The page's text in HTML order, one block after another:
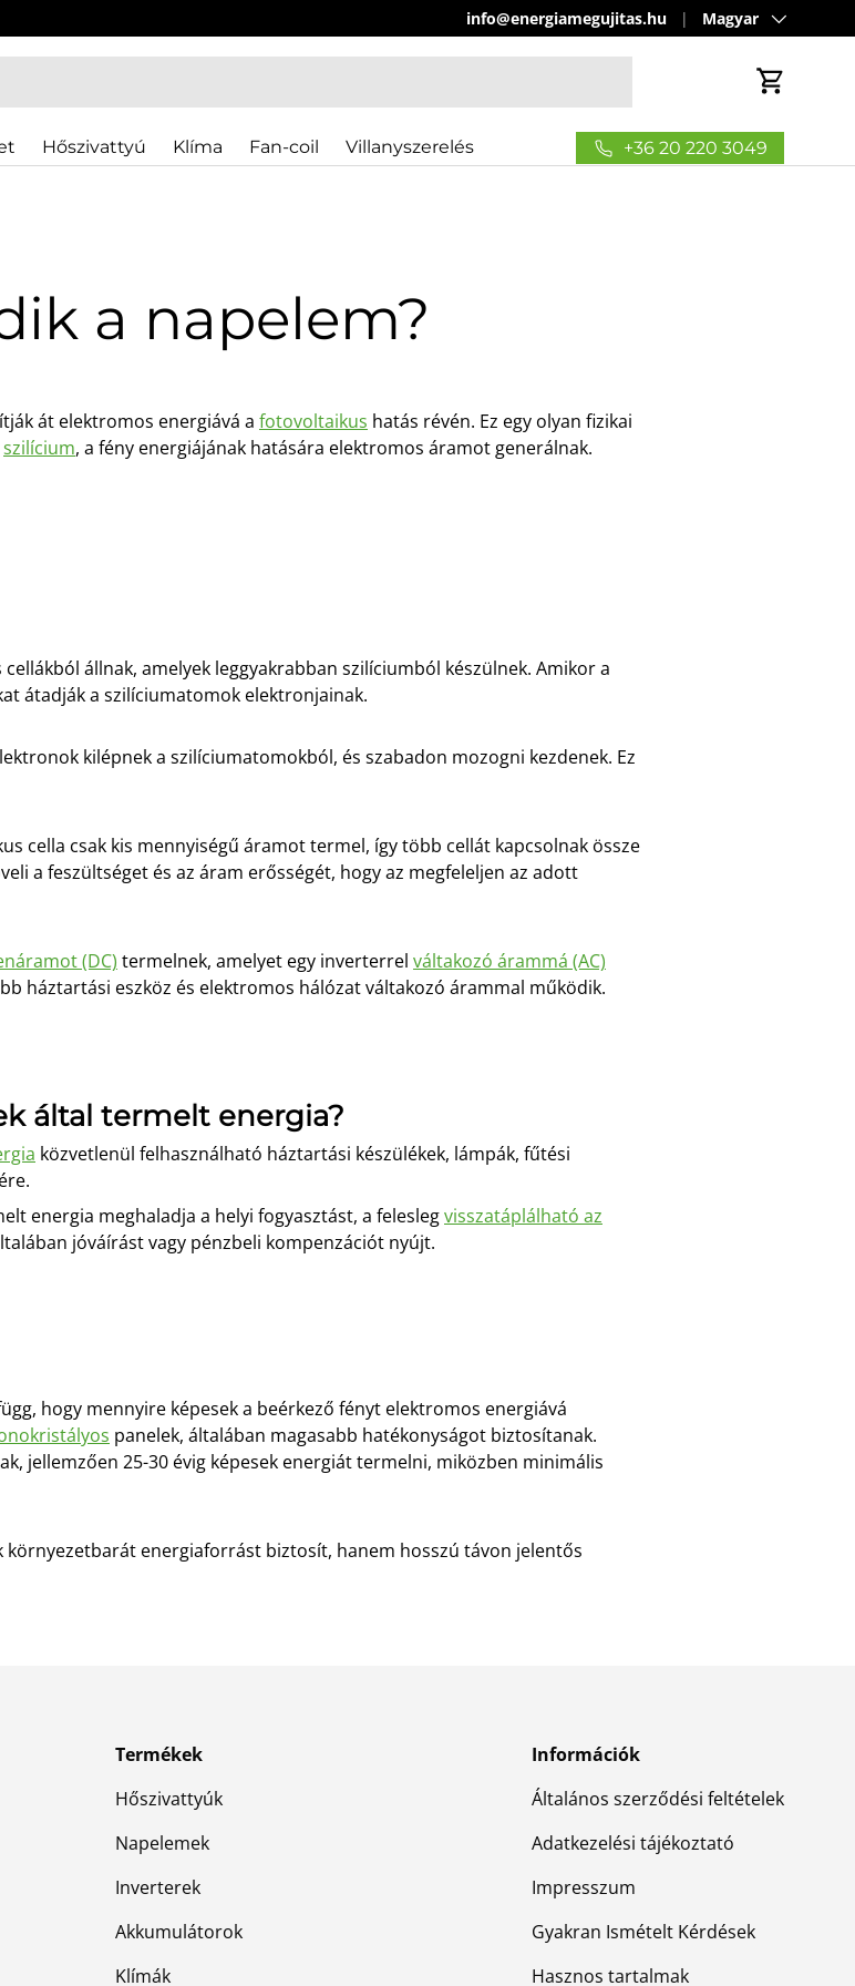
info@energiamegujitas.hu Nyelv
Magyar
Kosár
Hőszivattyú Klíma Fan-coil Villanyszerelés +36 20 220 3049
a napelem?
át elektromos energiává a fotovoltaikus hatás révén. Ez egy olyan fizikai
szilícium, a fény energiájának hatására elektromos áramot generálnak.
állnak, amelyek leggyakrabban szilíciumból készülnek. Amikor a
átadják a szilíciumatomok elektronjainak.
kilépnek a szilíciumatomokból, és szabadon mozogni kezdenek. Ez
cella csak kis mennyiségű áramot termel, így több cellát kapcsolnak össze
a feszültséget és az áram erősségét, hogy az megfeleljen az adott
(DC) termelnek, amelyet egy inverterrel váltakozó árammá (AC)
háztartási eszköz és elektromos hálózat váltakozó árammal működik.
által termelt energia?
közvetlenül felhasználható háztartási készülékek, lámpák, fűtési
energia meghaladja a helyi fogyasztást, a feleslegvisszatáplálható az
jóváírást vagy pénzbeli kompenzációt nyújt.
hogy mennyire képesek a beérkező fényt elektromos energiává
panelek, általában magasabb hatékonyságot biztosítanak.
jellemzően 25-30 évig képesek energiát termelni, miközben minimális
energiaforrást biztosít, hanem hosszú távon jelentős
Termékek
Hőszivattyúk
Napelemek
Inverterek
Akkumulátorok
Klímák
Információk
Általános szerződési feltételek
Adatkezelési tájékoztató
Impresszum
Gyakran Ismételt Kérdések
Hasznos tartalmak